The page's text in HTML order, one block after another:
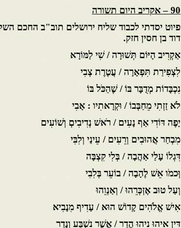
90 – אקריב היום תשורה
פיוט יסדתי לכבוד שליח ירושלים תוב"ב החכם
דוד בן חסין חזק.
אַקְרִיב הָיּוֹם תְּשׁוּרָה / שִׁי לַמּוֹרָא
לִצְפִירַת תִּפְאָרָה / עֲטֶרֶת צְבִי
נִכְבָּדוֹת מְדֻבָּר בּוֹ / שֶׁהַכֹּל בּוֹ
לֹא זַזְתִי מֵחַבְּבוֹ / וּקְרָאתִיו : אָבִי
יָפֶה דּוֹדִי אַף נָעִים / רֹאשׁ נְדִיבִיםְ וְשׁוֹעִים
מִבְחַר אֲהוּבִים וְרֵעִים / עֵינַי וְלִבִּי
דִּגְלוֹ עָלַי אַהֲבָה / בְּלִי קִצְבָּה
וְּכמֹו אֵשׁ לֶהָבָה / בוֹעֵר בְּלִבִי
וְעַל טוּב אֶזְכְּרֵהוּ / וְאַנְוֵהוּ
אִישׁ אֱלֹהִים קָדוֹשׁ הוּא / עָדִיף מִנָבִיא
דֵּין אִיהוּ נִיהוּ הֲדַר / אֲשֶׁר נִשְׁבַּע וְנָדַר